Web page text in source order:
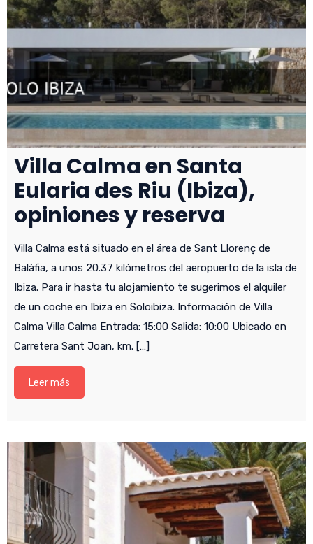
Villa Calma en Santa
Eularia des Riu (Ibiza),
opiniones y reserva
Villa Calma está situado en el área de Sant Llorenç de
Balàfia, a unos 20.37 kilómetros del aeropuerto de la isla de
Ibiza. Para ir hasta tu alojamiento te sugerimos el alquiler
de un coche en Ibiza en Soloibiza. Información de Villa
Calma Villa Calma Entrada: 15:00 Salida: 10:00 Ubicado en
Carretera Sant Joan, km. […]
Leer más